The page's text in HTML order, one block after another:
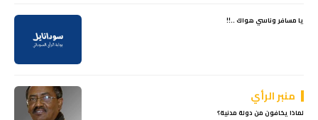
يا مسافر وناسي هواك ..!!
منبر الرأي
لماذا يخافون من دولة مدنية؟